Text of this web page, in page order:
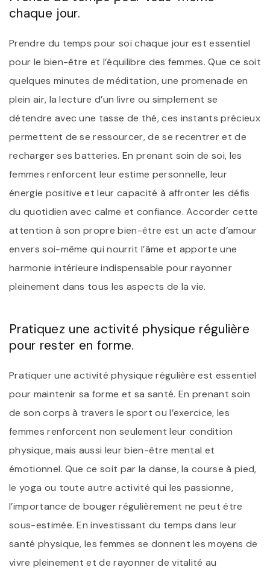
chaque jour.
Prendre du temps pour soi chaque jour est essentiel
pour le bien-être et l’équilibre des femmes. Que ce soit
quelques minutes de méditation, une promenade en
plein air, la lecture d’un livre ou simplement se
détendre avec une tasse de thé, ces instants précieux
permettent de se ressourcer, de se recentrer et de
recharger ses batteries. En prenant soin de soi, les
femmes renforcent leur estime personnelle, leur
énergie positive et leur capacité à affronter les défis
du quotidien avec calme et confiance. Accorder cette
attention à son propre bien-être est un acte d’amour
envers soi-même qui nourrit l’âme et apporte une
harmonie intérieure indispensable pour rayonner
pleinement dans tous les aspects de la vie.
Pratiquez une activité physique régulière
pour rester en forme.
Pratiquer une activité physique régulière est essentiel
pour maintenir sa forme et sa santé. En prenant soin
de son corps à travers le sport ou l’exercice, les
femmes renforcent non seulement leur condition
physique, mais aussi leur bien-être mental et
émotionnel. Que ce soit par la danse, la course à pied,
le yoga ou toute autre activité qui les passionne,
l’importance de bouger régulièrement ne peut être
sous-estimée. En investissant du temps dans leur
santé physique, les femmes se donnent les moyens de
vivre pleinement et de rayonner de vitalité au